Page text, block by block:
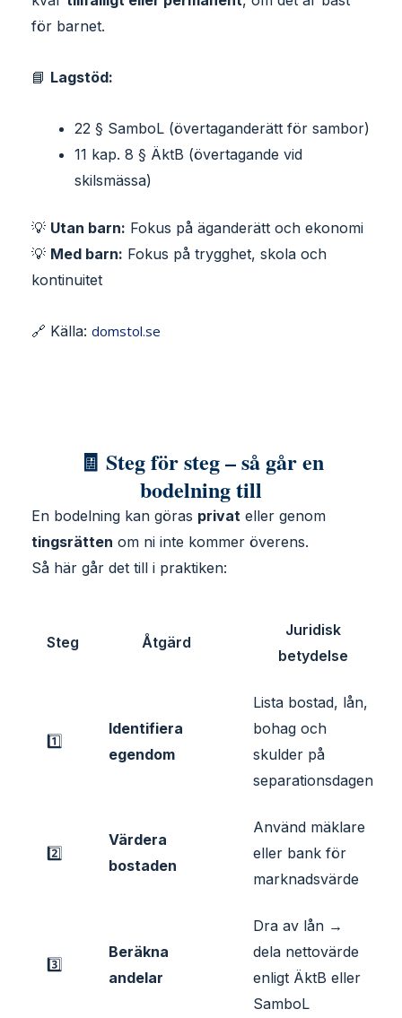
för barnet.
📘 Lagstöd:
22 § SamboL (övertaganderätt för sambor)
11 kap. 8 § ÄktB (övertagande vid
skilsmässa)
💡 Utan barn: Fokus på äganderätt och ekonomi
💡 Med barn: Fokus på trygghet, skola och
kontinuitet
🔗 Källa: domstol.se
🧾 Steg för steg – så går en
bodelning till
En bodelning kan göras privat eller genom
tingsrätten om ni inte kommer överens.
Så här går det till i praktiken:
Steg Åtgärd
Juridisk
betydelse
1️⃣
Identifiera
egendom
Lista bostad, lån,
bohag och
skulder på
separationsdagen
2️⃣
Värdera
bostaden
Använd mäklare
eller bank för
marknadsvärde
3️⃣
Beräkna
andelar
Dra av lån →
dela nettovärde
enligt ÄktB eller
SamboL